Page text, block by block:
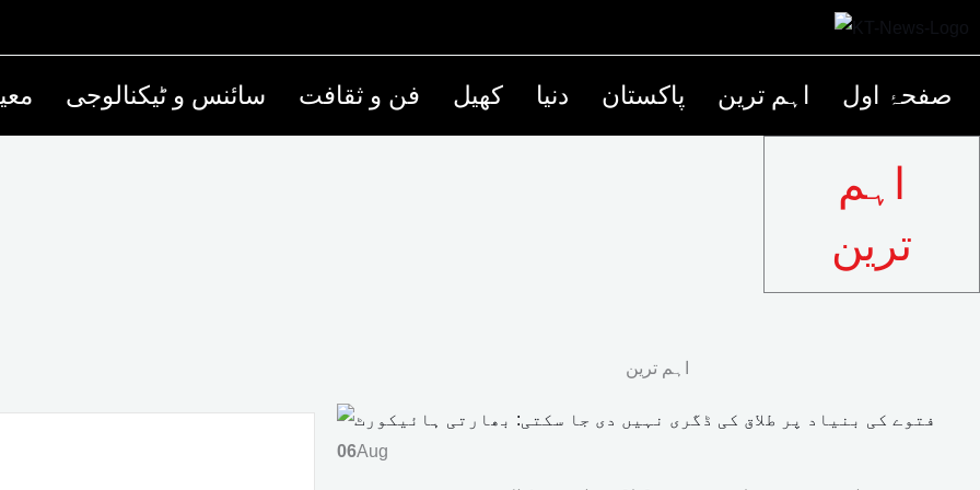
سائنس و ٹیکنالوجی فن و ثقافت کھیل دنیا پاکستان اہم ترین صفحۂ اول
اہم
ترین
اہم ترین
06Aug